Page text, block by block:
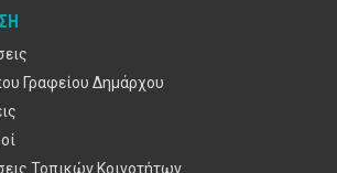
Γραφείου Δημάρχου
Τοπικών Κοινοτήτων